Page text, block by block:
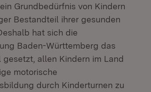
Grundbedürfnis von Kindern
Bestandteil ihrer gesunden
hat sich die
Baden-Württemberg das
gesetzt, allen Kindern im Land
motorische
durch Kinderturnen zu